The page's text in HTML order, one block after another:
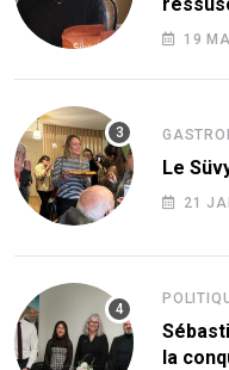
par le
19
Le
21
la